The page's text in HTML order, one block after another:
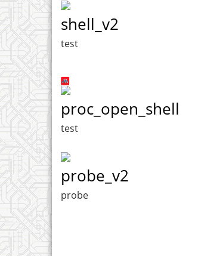
shell_v2
test
proc_open_shell
test
probe_v2
probe